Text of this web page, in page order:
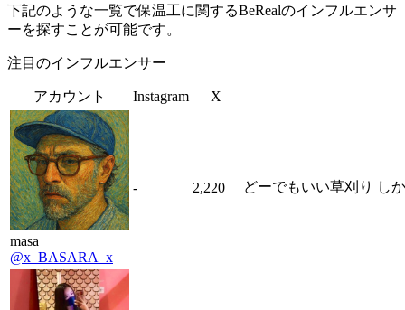
下記のような一覧で保温工に関するBeRealのインフルエンサ
ーを探すことが可能です。
注目のインフルエンサー
アカウント Instagram X
masa
@x_BASARA_x
- 2,220 どーでもいい草刈り し